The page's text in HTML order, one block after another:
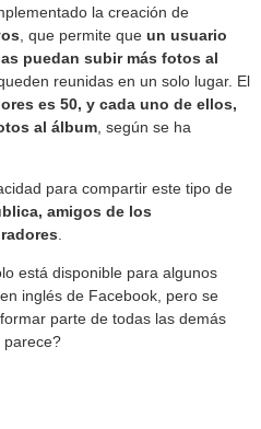
la creación de
, que permite que un usuario
puedan subir más fotos al
reunidas en un solo lugar. El
es 50, y cada uno de ellos,
al álbum , según se ha
para compartir este tipo de
amigos de los
está disponible para algunos
inglés de Facebook, pero se
parte de todas las demás
parece?